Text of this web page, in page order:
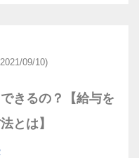
09/10)
きるの？【給与を
とは】